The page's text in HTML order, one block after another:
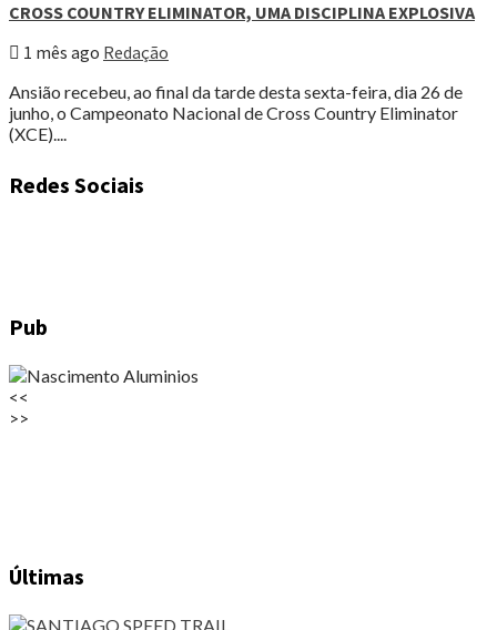
CROSS COUNTRY ELIMINATOR, UMA DISCIPLINA EXPLOSIVA
1 mês ago Redação
Ansião recebeu, ao final da tarde desta sexta-feira, dia 26 de
junho, o Campeonato Nacional de Cross Country Eliminator
(XCE)....
Redes Sociais
Pub
<<
>>
Últimas